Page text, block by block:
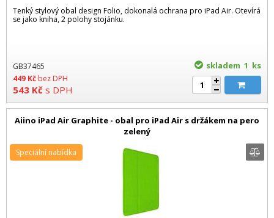
Tenký stylový obal design Folio, dokonalá ochrana pro iPad Air. Otevírá
se jako kniha, 2 polohy stojánku.
skladem 1 ks
GB37465
449 Kč bez DPH
543 Kč s DPH
Aiino iPad Air Graphite - obal pro iPad Air s držákem na pero
zelený
Speciální nabídka